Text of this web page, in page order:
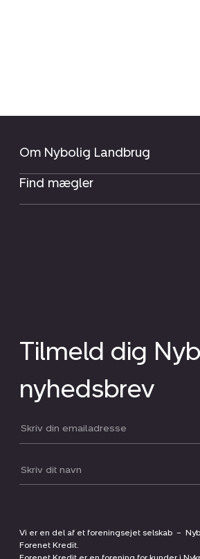
Om Nybolig Landbrug
Find mægler
Tilmeld dig
nyhedsbrev
Din email:
Dit navn:
Vi er en del af et foreningsejet selskab –
Forenet Kredit.